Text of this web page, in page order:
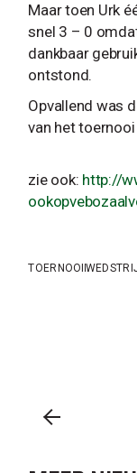
Maar toen Urk
snel 3 – 0
dankbaar
ontstond.
Opvallend was
van het
zie ook: http://
TOERNOOI